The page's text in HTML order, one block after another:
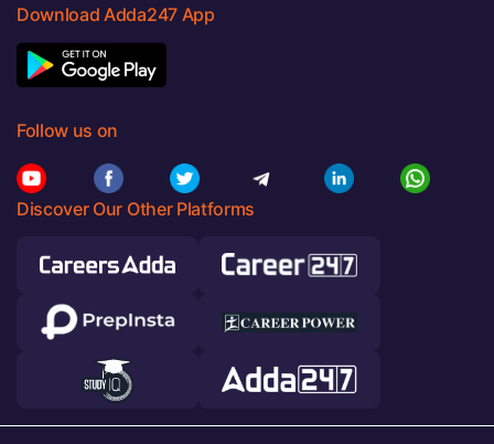
Download Adda247 App
Follow us on
Discover Our Other Platforms